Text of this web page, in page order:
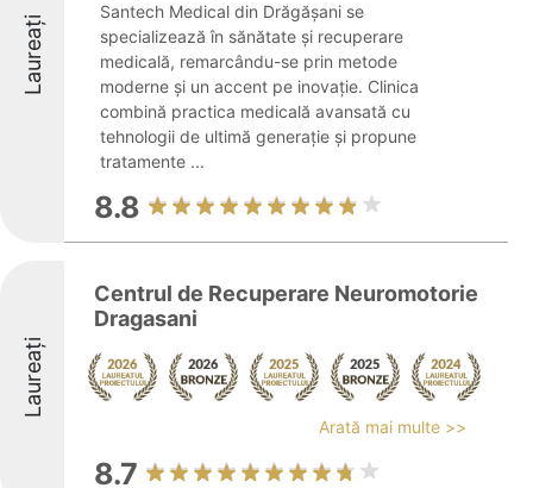
Laureați
Santech Medical din Drăgășani se
specializează în sănătate și recuperare
medicală, remarcându-se prin metode
moderne și un accent pe inovație. Clinica
combină practica medicală avansată cu
tehnologii de ultimă generație și propune
tratamente ...
8.8
Laureați
Centrul de Recuperare Neuromotorie
Dragasani
Arată mai multe >>
8.7